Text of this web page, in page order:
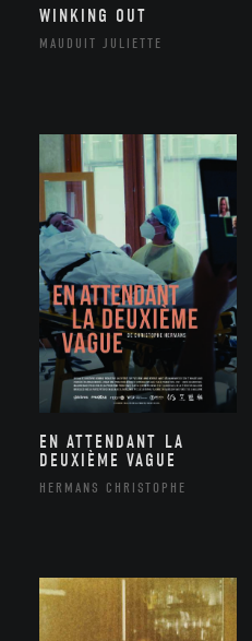
WINKING OUT
MAUDUIT JULIETTE
EN ATTENDANT LA
DEUXIÈME VAGUE
HERMANS CHRISTOPHE